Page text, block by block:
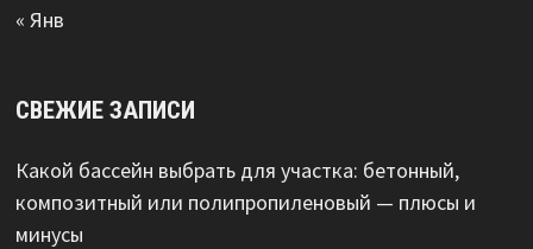
« Янв
СВЕЖИЕ ЗАПИСИ
Какой бассейн выбрать для участка: бетонный,
композитный или полипропиленовый — плюсы и
минусы